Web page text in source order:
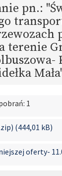
pn.:
terenie
1
(444,01 kB)
oferty-